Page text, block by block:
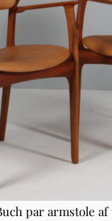
par armstole af